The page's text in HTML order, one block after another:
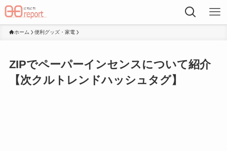
ホーム 便利グッズ・家電
ZIPでペーパーインセンスについて紹介
【次クルトレンドハッシュタグ】